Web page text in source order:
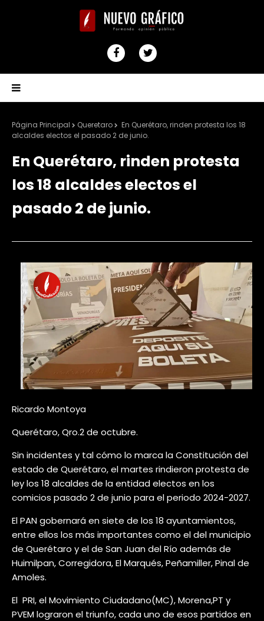
Página Principal Queretaro
En Querétaro, rinden protesta los 18
alcaldes electos el pasado 2 de junio.
En Querétaro, rinden protesta
los 18 alcaldes electos el
pasado 2 de junio.
Ricardo Montoya
Querétaro, Qro.2 de octubre.
Sin incidentes y tal cómo lo marca la Constitución del
estado de Querétaro, el martes rindieron protesta de
ley los 18 alcaldes de la entidad electos en los
comicios pasado 2 de junio para el periodo 2024-2027.
El PAN gobernará en siete de los 18 ayuntamientos,
entre ellos los más importantes como el del municipio
de Querétaro y el de San Juan del Río además de
Huimilpan, Corregidora, El Marqués, Peñamiller, Pinal de
Amoles.
El PRI, el Movimiento Ciudadano(MC), Morena,PT y
PVEM lograron el triunfo, cada uno de esos partidos en